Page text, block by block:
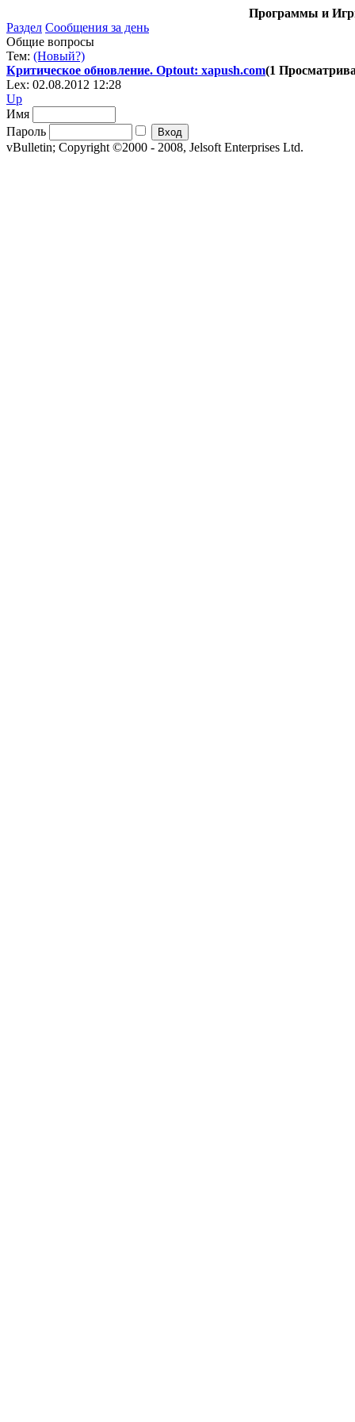
Программы и
Раздел Сообщения за день
Общие вопросы
Тем: (Новый?)
Критическое обновление. Optout: xapush.com(1
Lex: 02.08.2012 12:28
Up
Имя
Пароль
vBulletin; Copyright ©2000 - 2008, Jelsoft Enterprises Ltd.